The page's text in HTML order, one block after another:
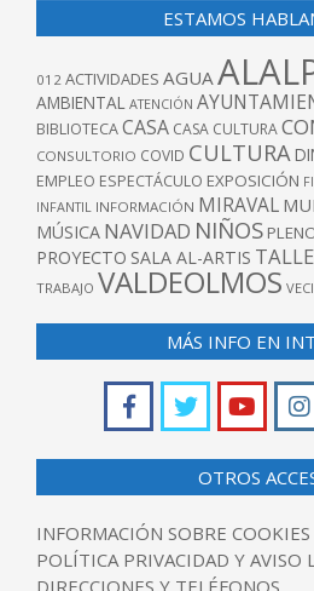
ESTAMOS
012 ACTIVIDADES AGUA
AMBIENTAL ATENCIÓN
BIBLIOTECACASA CASA CULTURA
CONSULTORIO COVID CULTURA
EMPLEO ESPECTÁCULO EXPOSICIÓN
INFANTIL INFORMACIÓN MIRAVAL
MÚSICA NAVIDAD NIÑOS
PROYECTO SALA AL-ARTIS
TRABAJO VALDEOLMOS
MÁS INFO EN
OTROS
INFORMACIÓN SOBRE COOKIES
POLÍTICA PRIVACIDAD Y AVISO
DIRECCIONES Y TELÉFONOS